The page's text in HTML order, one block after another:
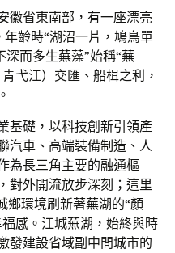
徽省東南部，有一座漂亮
齡時“湖沼一片，鳩鳥單
深而多生蕪藻”始稱“蕪
弋江）交匯、船楫之利，
基礎，以科技創新引領產
汽車、高端裝備制造、人
為長三角主要的融通樞
對外開流放步深刻；這里
鄉環境刷新著蕪湖的“顏
感。江城蕪湖，始終與時
發建設省域副中間城市的